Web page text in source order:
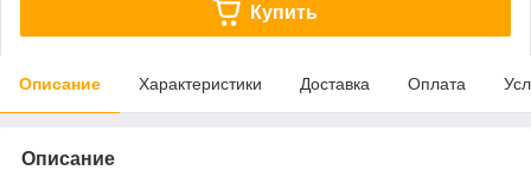
Купить
Описание Характеристики Доставка Оплата
Описание